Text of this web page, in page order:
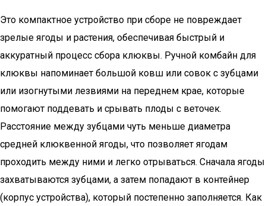
Это компактное устройство при сборе не повреждает
зрелые ягоды и растения, обеспечивая быстрый и
аккуратный процесс сбора клюквы. Ручной комбайн для
клюквы напоминает большой ковш или совок с зубцами
или изогнутыми лезвиями на переднем крае, которые
помогают поддевать и срывать плоды с веточек.
Расстояние между зубцами чуть меньше диаметра
средней клюквенной ягоды, что позволяет ягодам
проходить между ними и легко отрываться. Сначала ягоды
захватываются зубцами, а затем попадают в контейнер
(корпус устройства), который постепенно заполняется. Как